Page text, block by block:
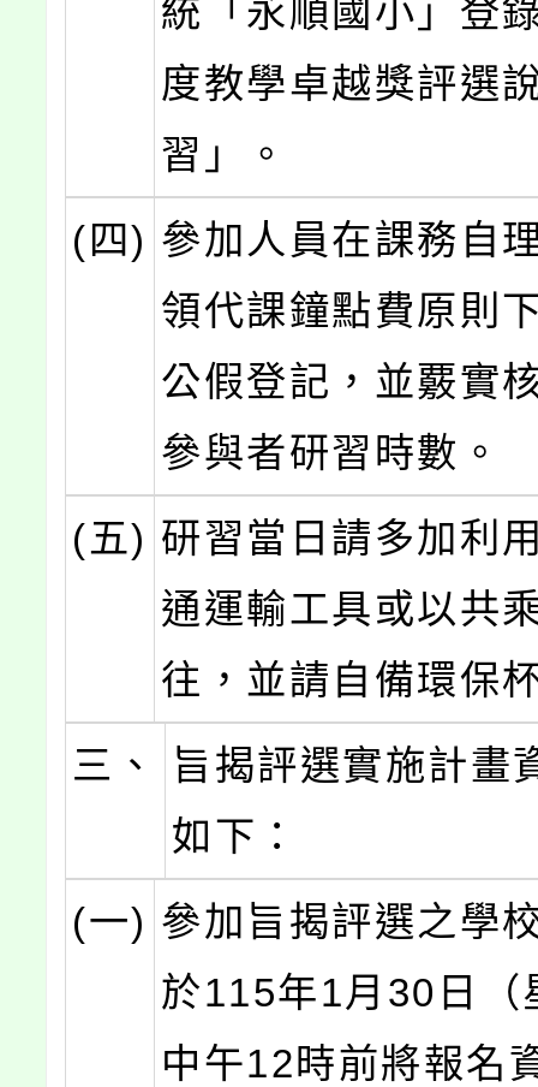
統「永順國小」登
度教學卓越獎評選
習」。
(四) 參加人員在課務自
領代課鐘點費原則
公假登記，並覈實
參與者研習時數。
(五) 研習當日請多加利
通運輸工具或以共
往，並請自備環保
三、
旨揭評選實施計畫
如下：
(一) 參加旨揭評選之學
於115年1月30日（
中午12時前將報名